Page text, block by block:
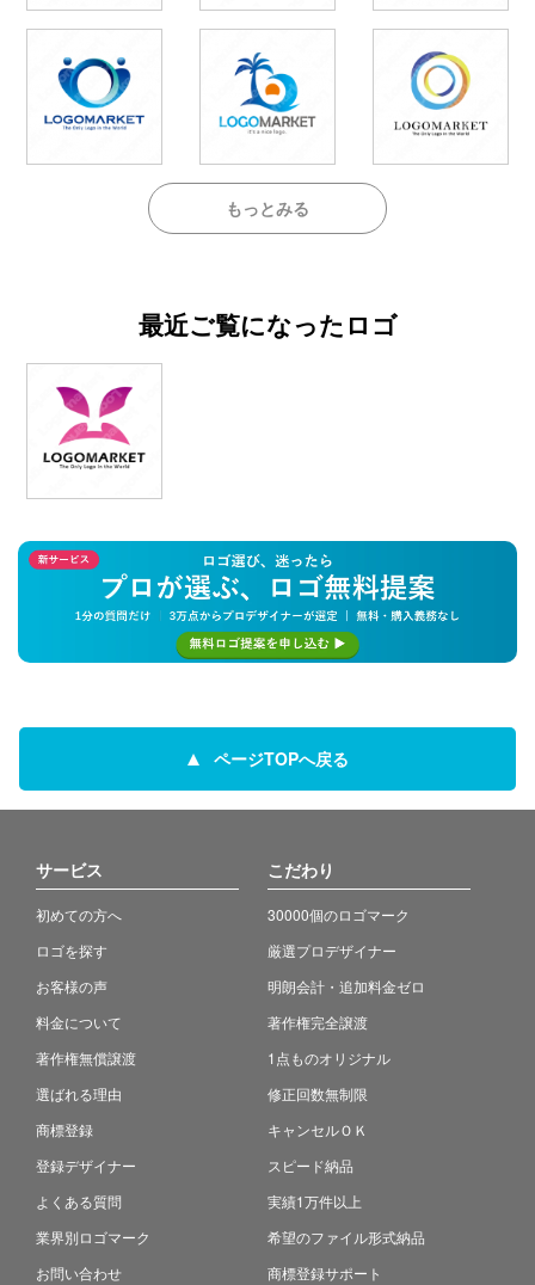
もっとみる
最近ご覧になったロゴ
ページTOPへ戻る
サービス
初めての方へ
ロゴを探す
お客様の声
料金について
著作権無償譲渡
選ばれる理由
商標登録
登録デザイナー
よくある質問
業界別ロゴマーク
お問い合わせ
こだわり
30000個のロゴマーク
厳選プロデザイナー
明朗会計・追加料金ゼロ
著作権完全譲渡
1点ものオリジナル
修正回数無制限
キャンセルＯＫ
スピード納品
実績1万件以上
希望のファイル形式納品
商標登録サポート